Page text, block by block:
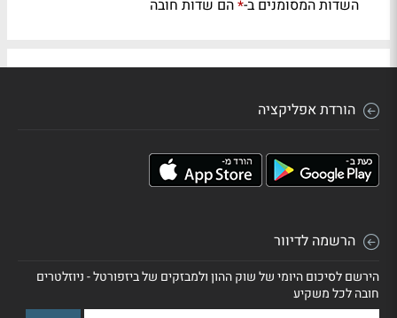
השדות המסומנים ב-*הם שדות חובה
הורדת אפליקציה
הרשמה לדיוור
הירשם לסיכום היומי של שוק ההון ולמבזקים של ביזפורטל - ניוזלטרים
חובה לכל משקיע